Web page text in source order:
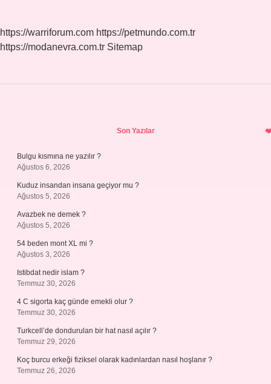
https://warriforum.com https://petmundo.com.tr
https://modanevra.com.tr Sitemap
Son Yazılar
Bulgu kısmına ne yazılır ?
Ağustos 6, 2026
Kuduz insandan insana geçiyor mu ?
Ağustos 5, 2026
Avazbek ne demek ?
Ağustos 5, 2026
54 beden mont XL mi ?
Ağustos 3, 2026
Istibdat nedir islam ?
Temmuz 30, 2026
4 C sigorta kaç günde emekli olur ?
Temmuz 30, 2026
Turkcell’de dondurulan bir hat nasıl açılır ?
Temmuz 29, 2026
Koç burcu erkeği fiziksel olarak kadınlardan nasıl hoşlanır ?
Temmuz 26, 2026